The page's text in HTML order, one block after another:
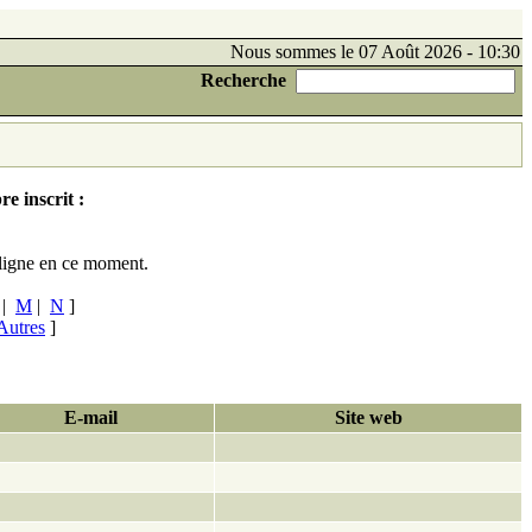
Nous sommes le 07 Août 2026 - 10:30
Recherche
inscrit :
en ce moment.
| M | N ]
]
E-mail
Site web